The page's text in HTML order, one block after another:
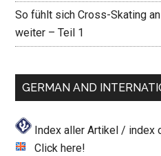
So fühlt sich Cross-Skating
weiter – Teil 1
GERMAN AND
Index aller Artikel / index
Click here!